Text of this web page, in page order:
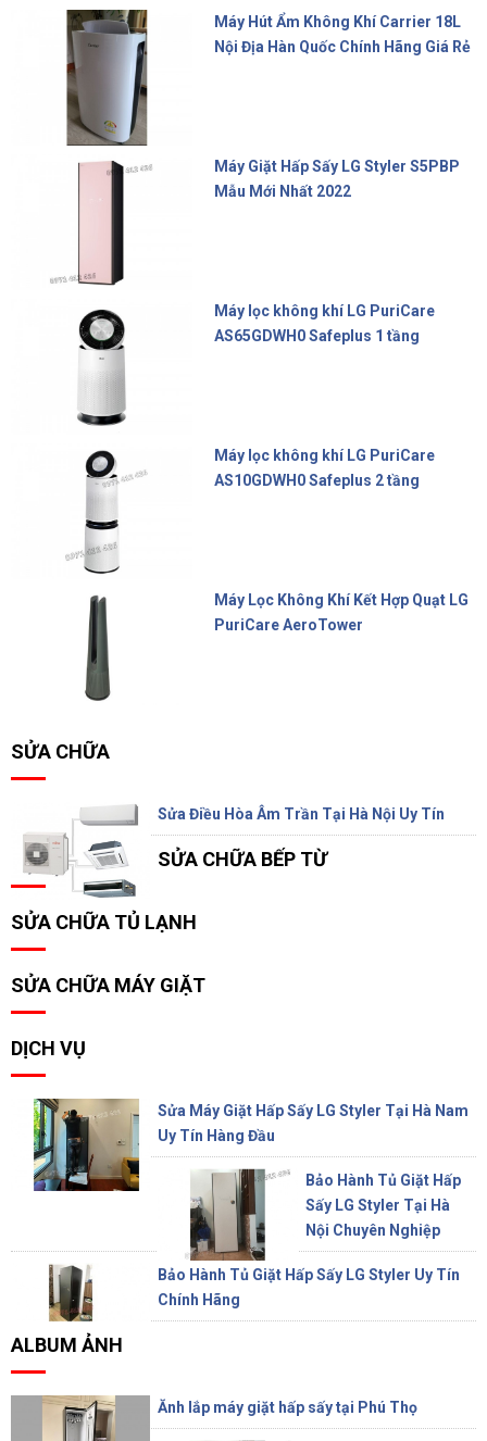
Máy Hút Ẩm Không Khí Carrier 18L
Nội Địa Hàn Quốc Chính Hãng Giá Rẻ
Máy Giặt Hấp Sấy LG Styler S5PBP
Mẫu Mới Nhất 2022
Máy lọc không khí LG PuriCare
AS65GDWH0 Safeplus 1 tầng
Máy lọc không khí LG PuriCare
AS10GDWH0 Safeplus 2 tầng
Máy Lọc Không Khí Kết Hợp Quạt LG
PuriCare AeroTower
SỬA CHỮA
Sửa Điều Hòa Âm Trần Tại Hà Nội Uy Tín
SỬA CHỮA BẾP TỪ
SỬA CHỮA TỦ LẠNH
SỬA CHỮA MÁY GIẶT
DỊCH VỤ
Sửa Máy Giặt Hấp Sấy LG Styler Tại Hà Nam
Uy Tín Hàng Đầu
Bảo Hành Tủ Giặt Hấp
Sấy LG Styler Tại Hà
Nội Chuyên Nghiệp
Bảo Hành Tủ Giặt Hấp Sấy LG Styler Uy Tín
Chính Hãng
ALBUM ẢNH
Ănh lắp máy giặt hấp sấy tại Phú Thọ